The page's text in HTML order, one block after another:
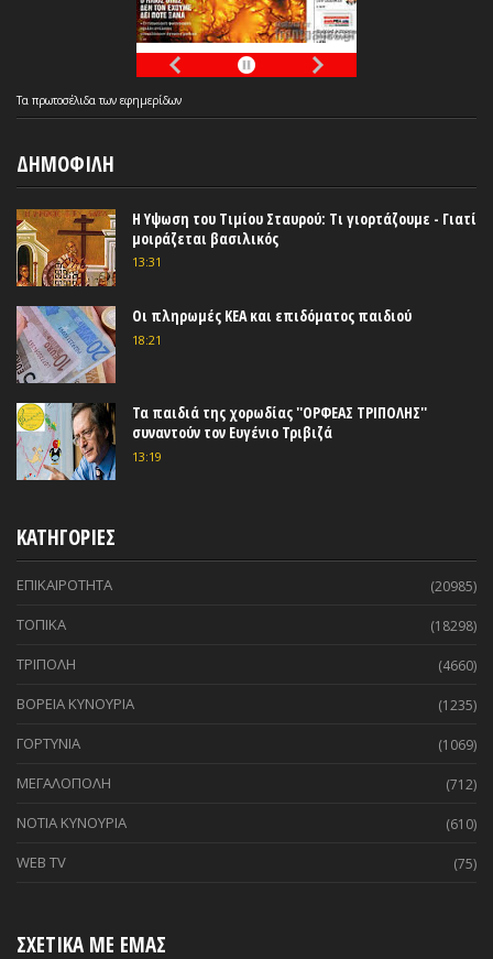
Τα πρωτοσέλιδατων εφημερίδων
ΔΗΜΟΦΙΛΗ
Η Υψωση του Τιμίου Σταυρού: Τι γιορτάζουμε - Γιατί
μοιράζεται βασιλικός
13:31
Οι πληρωμές ΚΕΑ και επιδόματος παιδιού
18:21
Τα παιδιά της χορωδίας ''ΟΡΦΕΑΣ ΤΡΙΠΟΛΗΣ''
συναντούν τον Ευγένιο Τριβιζά
13:19
ΚΑΤΗΓΟΡΙΕΣ
ΕΠΙΚΑΙΡΟΤΗΤΑ (20985)
ΤΟΠΙΚΑ (18298)
ΤΡΙΠΟΛΗ (4660)
ΒΟΡΕΙΑ ΚΥΝΟΥΡΙΑ (1235)
ΓΟΡΤΥΝΙΑ (1069)
ΜΕΓΑΛΟΠΟΛΗ (712)
ΝΟΤΙΑ ΚΥΝΟΥΡΙΑ (610)
WEB TV (75)
ΣΧΕΤΙΚΑ ΜΕ ΕΜΑΣ